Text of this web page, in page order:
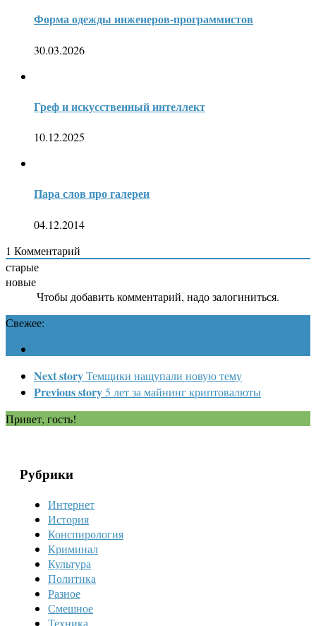
Форма одежды инженеров-программистов
30.03.2026
Греф и искусственный интеллект
10.12.2025
Пара слов про галереи
04.12.2014
1 Комментарий
старые
новые
Чтобы добавить комментарий, надо залогиниться.
Свежее:
Next storyТемщики нащупали новую тему
Previous story5 лет за майнинг криптовалюты
Привет, гость!
Рубрики
Интернет
История
Конспирология
Криминал
Культура
Политика
Разное
Смешное
Техника